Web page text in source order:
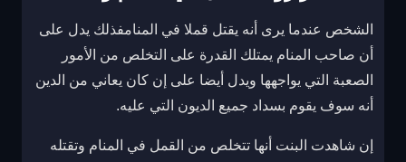
الشخص عندما يرى أنه يقتل قملا في المنامفذلك يدل على
أن صاحب المنام يمتلك القدرة على التخلص من الأمور
الصعبة التي يواجهها ويدل أيضا على إن كان يعاني من الدين
أنه سوف يقوم بسداد جميع الديون التي عليه.
إن شاهدت البنت أنها تتخلص من القمل في المنام وتقتله